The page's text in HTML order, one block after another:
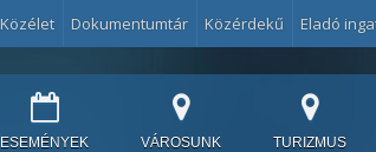
Közélet Dokumentumtár Közérdekű Eladó
ESEMÉNYEK VÁROSUNK TURIZMUS